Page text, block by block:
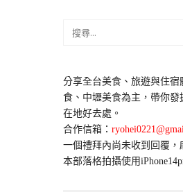
鍵
字:
分享全台美食、旅遊與住宿
食、中壢美食為主，帶你發
在地好去處。
合作信箱：
一個禮拜內尚未收到回覆，
本部落格拍攝使用